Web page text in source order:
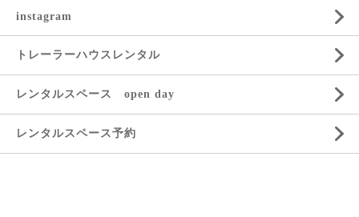
instagram
トレーラーハウスレンタル
レンタルスペース open day
レンタルスペース予約